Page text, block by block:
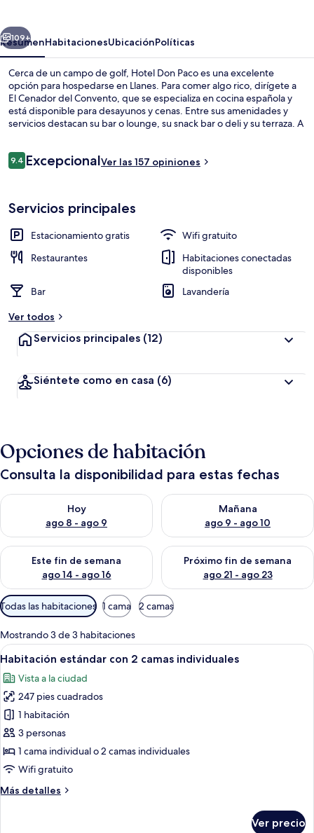
Siguiente
109+
ResumenHabitacionesUbicaciónPolíticas
Cerca de un campo de golf, Hotel Don Paco es una excelente
opción para hospedarse en Llanes. Para comer algo rico, dirígete a
El Cenador del Convento, que se especializa en cocina española y
está disponible para desayunos y cenas. Entre sus amenidades y
servicios destacan su bar o lounge, su snack bar o deli y su terraza. A
Opiniones
9.49.4 de 10,
ExcepcionalVer las 157 opiniones
Servicios principales
Estacionamiento gratis
Wifi gratuito
Restaurantes
Habitaciones conectadas
disponibles
Bar
Lavandería
Ver todos
Servicios principales (12)
Siéntete como en casa (6)
Opciones de habitación
Consulta la disponibilidad para estas fechas
Hoy
ago 8 - ago 9
Consulta la disponibilidad para hoy ago 8 - ago 9
Mañana
ago 9 - ago 10
Consulta la disponibilidad
Este fin de semana
ago 14 - ago 16
Consulta la disponibilidad para este fin de semana ago 14 -
Próximo fin de semana
ago 21 - ago 23
Consulta la disponibilidad
Filtros
disponibles
para
las
habitaciones
Todas las habitaciones 1 cama 2 camas
Mostrando 3 de 3 habitaciones
Abrir
todas
las
fotos
de
Habitación
estándar
con
camas
Caja de seguridad en la habitación,
10
Habitación estándar con 2 camas individuales
Vista a la ciudad
247 pies cuadrados
1 habitación
3 personas
1 cama individual o 2 camas individuales
Wifi gratuito
Más detalles
Más
Ver precio